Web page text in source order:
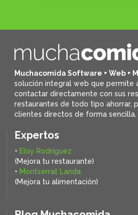
Muchacomida Software + Web +
solución integral web que permite
contactar directamente con sus
restaurantes de todo tipo ahorrar,
clientes directos de forma sencilla.
Expertos
• Eloy Rodríguez
(Mejora tu restaurante)
• Montserrat Landa
(Mejora tu alimentación)